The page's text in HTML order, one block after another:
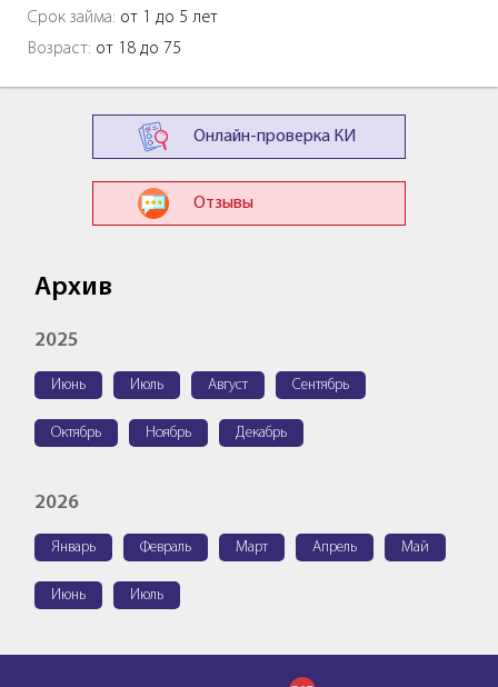
Срок займа: от 1 до 5 лет
Возраст: от 18 до 75
Онлайн-проверка КИ
Отзывы
Архив
2025
Июнь Июль Август Сентябрь
Октябрь Ноябрь Декабрь
2026
Январь Февраль Март Апрель Май
Июнь Июль